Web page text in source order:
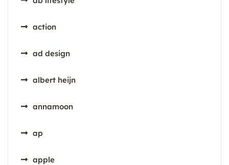
action
ad design
albert heijn
annamoon
ap
apple